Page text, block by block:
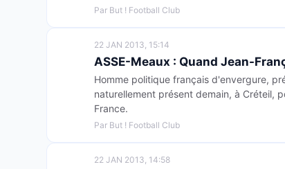
Par But ! Football Club
22 JAN 2013, 15:14
ASSE-Meaux : Quand Jean-
Homme politique français d'envergure,
naturellement présent demain, à Créteil,
France.
Par But ! Football Club
22 JAN 2013, 14:58